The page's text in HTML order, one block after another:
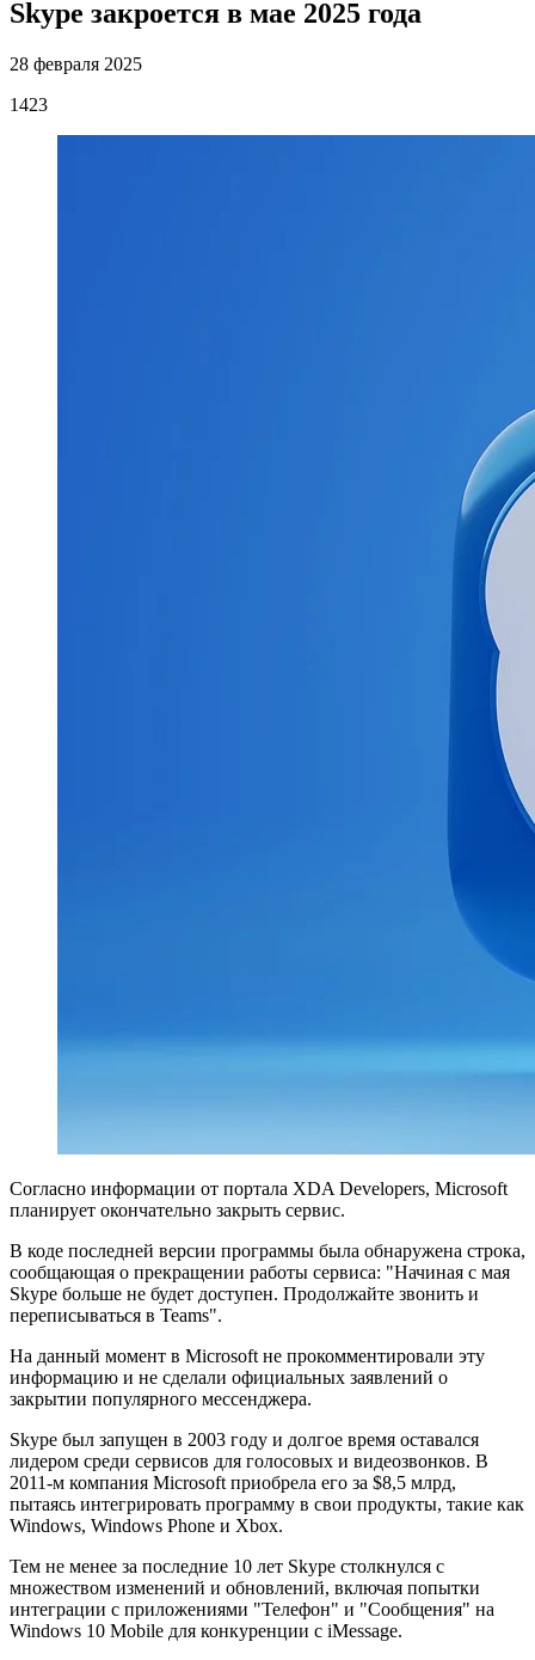
Skype закроется в мае 2025 года
28 февраля 2025
1423
Согласно информации от портала XDA Developers, Microsoft
планирует окончательно закрыть сервис.
В коде последней версии программы была обнаружена строка,
сообщающая о прекращении работы сервиса: "Начиная с мая
Skype больше не будет доступен. Продолжайте звонить и
переписываться в Teams".
На данный момент в Microsoft не прокомментировали эту
информацию и не сделали официальных заявлений о
закрытии популярного мессенджера.
Skype был запущен в 2003 году и долгое время оставался
лидером среди сервисов для голосовых и видеозвонков. В
2011-м компания Microsoft приобрела его за $8,5 млрд,
пытаясь интегрировать программу в свои продукты, такие как
Windows, Windows Phone и Xbox.
Тем не менее за последние 10 лет Skype столкнулся с
множеством изменений и обновлений, включая попытки
интеграции с приложениями "Телефон" и "Сообщения" на
Windows 10 Mobile для конкуренции с iMessage.